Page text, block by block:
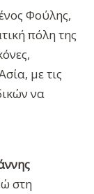
Φούλης,
πόλη της
με τις
να
στη